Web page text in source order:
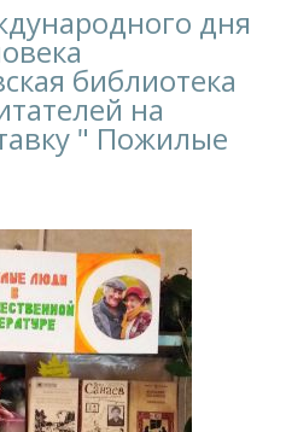
дня
библиотека
на
" Пожилые